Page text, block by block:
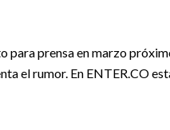
para prensa en marzo
el rumor. En ENTER.CO